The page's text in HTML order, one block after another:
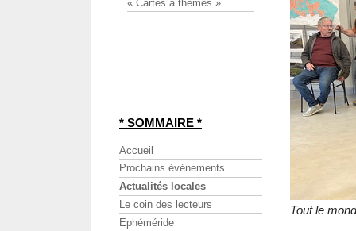
Tout le
« Cartes à thèmes »
* SOMMAIRE *
Accueil
Prochains événements
Actualités locales
Le coin des lecteurs
Ephéméride